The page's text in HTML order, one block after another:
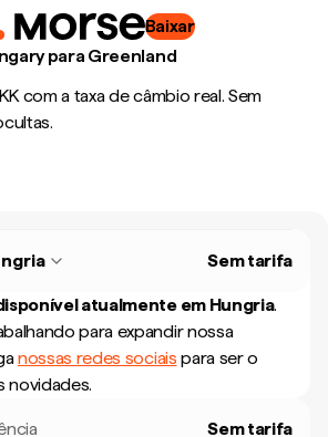
Baixar
para Greenland
com a taxa de câmbio real. Sem
Sem tarifa
atualmente em Hungria.
para expandir nossa
nossas redes sociais para ser o
novidades.
Sem tarifa